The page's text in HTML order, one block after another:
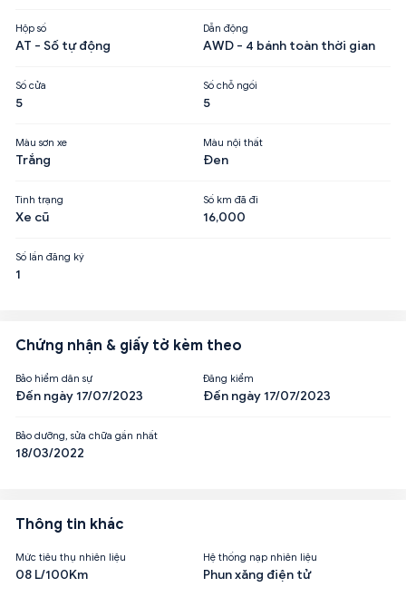
Hộp số
AT - Số tự động
Dẫn động
AWD - 4 bánh toàn thời gian
Số cửa
5
Số chỗ ngồi
5
Màu sơn xe
Trắng
Màu nội thất
Đen
Tình trạng
Xe cũ
Số km đã đi
16,000
Số lần đăng ký
1
Chứng nhận & giấy tờ kèm theo
Bảo hiểm dân sự
Đến ngày 17/07/2023
Đăng kiểm
Đến ngày 17/07/2023
Bảo dưỡng, sửa chữa gần nhất
18/03/2022
Thông tin khác
Mức tiêu thụ nhiên liệu
08 L/100Km
Hệ thống nạp nhiên liệu
Phun xăng điện tử